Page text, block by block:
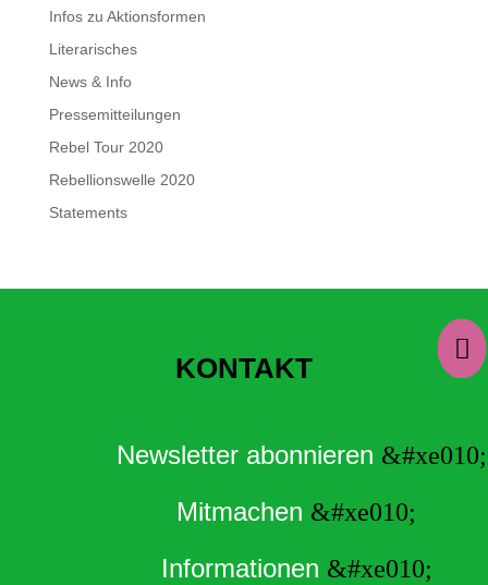

Infos zu Aktionsformen
Literarisches
News & Info
Pressemitteilungen
Rebel Tour 2020
Rebellionswelle 2020
Statements
KONTAKT
Newsletter abonnieren
Mitmachen
Informationen